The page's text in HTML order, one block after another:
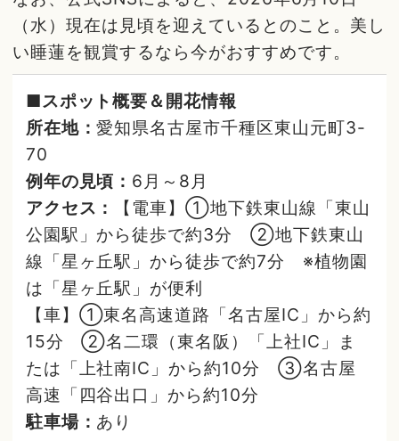
（水）現在は見頃を迎えているとのこと。美し
い睡蓮を観賞するなら今がおすすめです。
■スポット概要＆開花情報
所在地：愛知県名古屋市千種区東山元町3-
70
例年の見頃： 6月～8月
アクセス：
【電車】①地下鉄東山線「東山
公園駅」から徒歩で約3分 ②地下鉄東山
線「星ヶ丘駅」から徒歩で約7分 ※植物園
は「星ヶ丘駅」が便利
【車】①東名高速道路「名古屋IC」から約
15分 ②名二環（東名阪）「上社IC」ま
たは「上社南IC」から約10分 ③名古屋
高速「四谷出口」から約10分
駐車場： あり